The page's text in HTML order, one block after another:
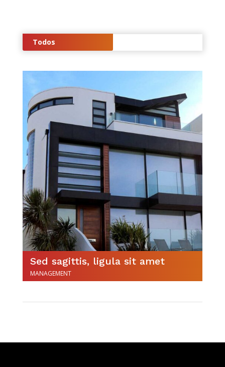
Todos
Sed sagittis, ligula sit amet
MANAGEMENT